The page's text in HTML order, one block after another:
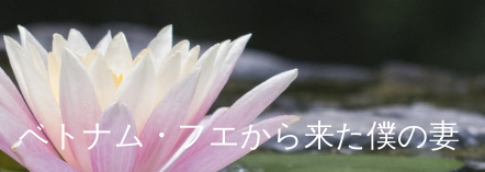
ベトナム・フエから来た僕の妻